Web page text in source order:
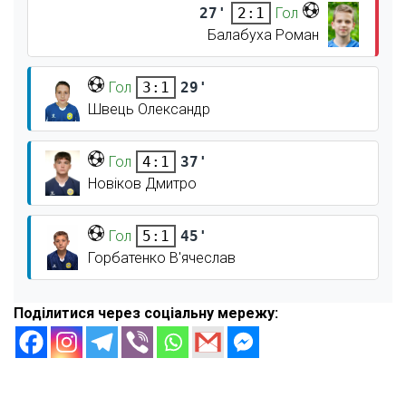
27' 2:1
Гол
Балабуха Роман
Гол 3:1
29'
Швець Олександр
Гол 4:1
37'
Новіков Дмитро
Гол 5:1
45'
Горбатенко В'ячеслав
Поділитися через соціальну мережу: